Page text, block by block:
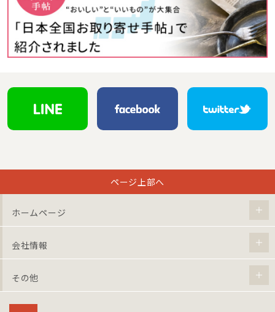
ページ上部へ
ホームページ
会社情報
その他